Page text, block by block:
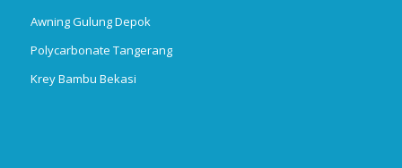
Awning Gulung Depok
Polycarbonate Tangerang
Krey Bambu Bekasi